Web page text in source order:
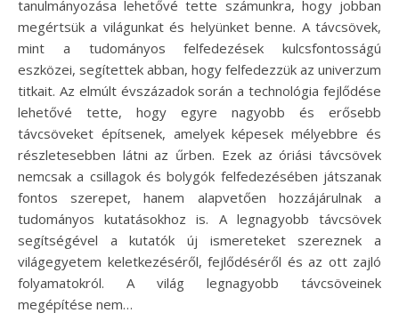
tanulmányozása lehetővé tette számunkra, hogy jobban
megértsük a világunkat és helyünket benne. A távcsövek,
mint a tudományos felfedezések kulcsfontosságú
eszközei, segítettek abban, hogy felfedezzük az univerzum
titkait. Az elmúlt évszázadok során a technológia fejlődése
lehetővé tette, hogy egyre nagyobb és erősebb
távcsöveket építsenek, amelyek képesek mélyebbre és
részletesebben látni az űrben. Ezek az óriási távcsövek
nemcsak a csillagok és bolygók felfedezésében játszanak
fontos szerepet, hanem alapvetően hozzájárulnak a
tudományos kutatásokhoz is. A legnagyobb távcsövek
segítségével a kutatók új ismereteket szereznek a
világegyetem keletkezéséről, fejlődéséről és az ott zajló
folyamatokról. A világ legnagyobb távcsöveinek
megépítése nem…